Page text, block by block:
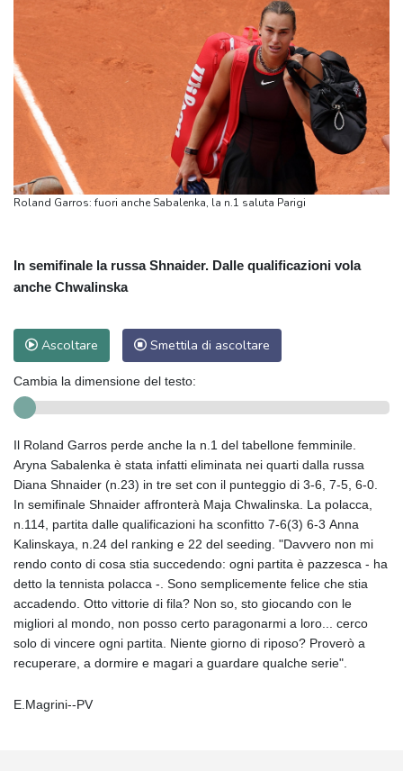
Roland Garros: fuori anche Sabalenka, la n.1 saluta Parigi
In semifinale la russa Shnaider. Dalle qualificazioni vola
anche Chwalinska
Ascoltare Smettila di ascoltare
Cambia la dimensione del testo:
Il Roland Garros perde anche la n.1 del tabellone femminile.
Aryna Sabalenka è stata infatti eliminata nei quarti dalla russa
Diana Shnaider (n.23) in tre set con il punteggio di 3-6, 7-5, 6-0.
In semifinale Shnaider affronterà Maja Chwalinska. La polacca,
n.114, partita dalle qualificazioni ha sconfitto 7-6(3) 6-3 Anna
Kalinskaya, n.24 del ranking e 22 del seeding. "Davvero non mi
rendo conto di cosa stia succedendo: ogni partita è pazzesca - ha
detto la tennista polacca -. Sono semplicemente felice che stia
accadendo. Otto vittorie di fila? Non so, sto giocando con le
migliori al mondo, non posso certo paragonarmi a loro... cerco
solo di vincere ogni partita. Niente giorno di riposo? Proverò a
recuperare, a dormire e magari a guardare qualche serie".
E.Magrini--PV